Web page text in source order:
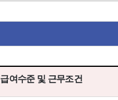
급여수준 및 근무조건